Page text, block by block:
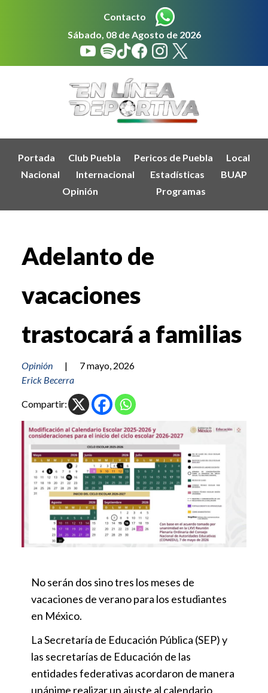
Contacto
Sábado, 08 de Agosto de 2026
Portada Club Puebla Pericos de Puebla
Local
Nacional
Internacional Estadísticas
BUAP
Opinión
Programas
Adelanto de
vacaciones
trastocará a familias
Opinión |
7 mayo, 2026
Erick Becerra
Compartir:
No serán dos sino tres los meses de
vacaciones de verano para los estudiantes
en México.
La Secretaría de Educación Pública (SEP) y
las secretarías de Educación de las
entidades federativas acordaron de manera
unánime realizar un ajuste al calendario